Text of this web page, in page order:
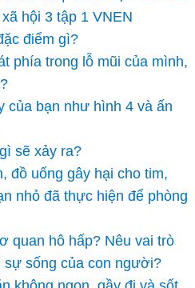
hội 3 tập 1 VNEN
điểm gì?
phía trong lỗ mũi của mình,
của bạn như hình 4 và ấn
sẽ xảy ra?
đồ uống gây hại cho tim,
nhỏ đã thực hiện để phòng
quan hô hấp? Nêu vai trò
sống của con người?